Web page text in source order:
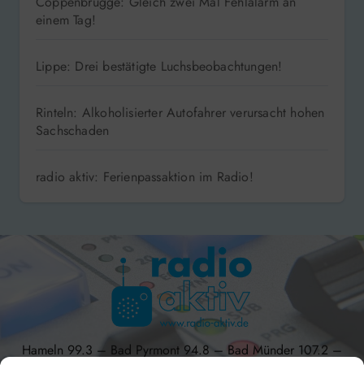
einem Tag!
Lippe: Drei bestätigte Luchsbeobachtungen!
Rinteln: Alkoholisierter Autofahrer verursacht hohen
Sachschaden
radio aktiv: Ferienpassaktion im Radio!
Hameln 99.3 – Bad Pyrmont 94.8 – Bad Münder 107.2 –